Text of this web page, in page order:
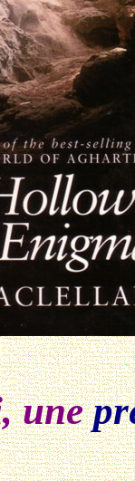
une